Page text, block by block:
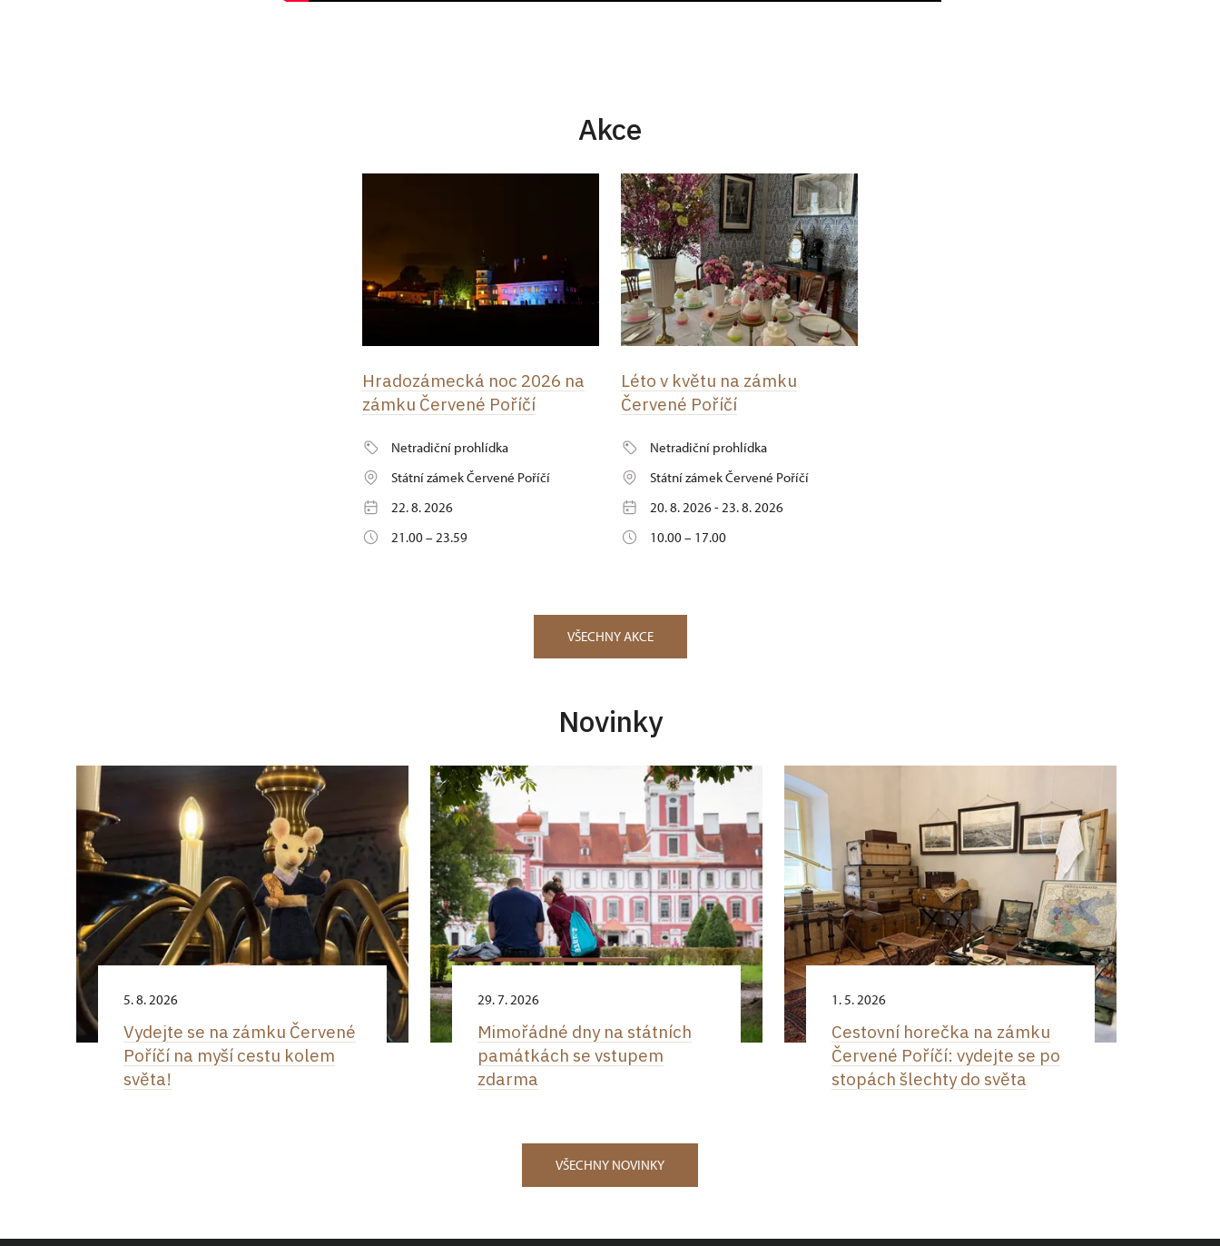
Akce
Hradozámecká noc 2026 na
zámku Červené Poříčí
Netradiční prohlídka
Státní zámek Červené Poříčí
22. 8. 2026
21.00 – 23.59
Léto v květu na zámku
Červené Poříčí
Netradiční prohlídka
Státní zámek Červené Poříčí
20. 8. 2026 - 23. 8. 2026
10.00 – 17.00
VŠECHNY AKCE
Novinky
5. 8. 2026
Vydejte se na zámku Červené
Poříčí na myší cestu kolem
světa!
29. 7. 2026
Mimořádné dny na státních
památkách se vstupem
zdarma
1. 5. 2026
Cestovní horečka na zámku
Červené Poříčí: vydejte se po
stopách šlechty do světa
VŠECHNY NOVINKY